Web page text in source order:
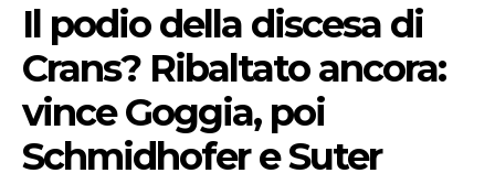
Il podio della discesa di
Crans? Ribaltato ancora:
vince Goggia, poi
Schmidhofer e Suter